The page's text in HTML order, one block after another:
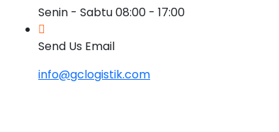
Senin - Sabtu 08:00 - 17:00
Send Us Email
info@gclogistik.com